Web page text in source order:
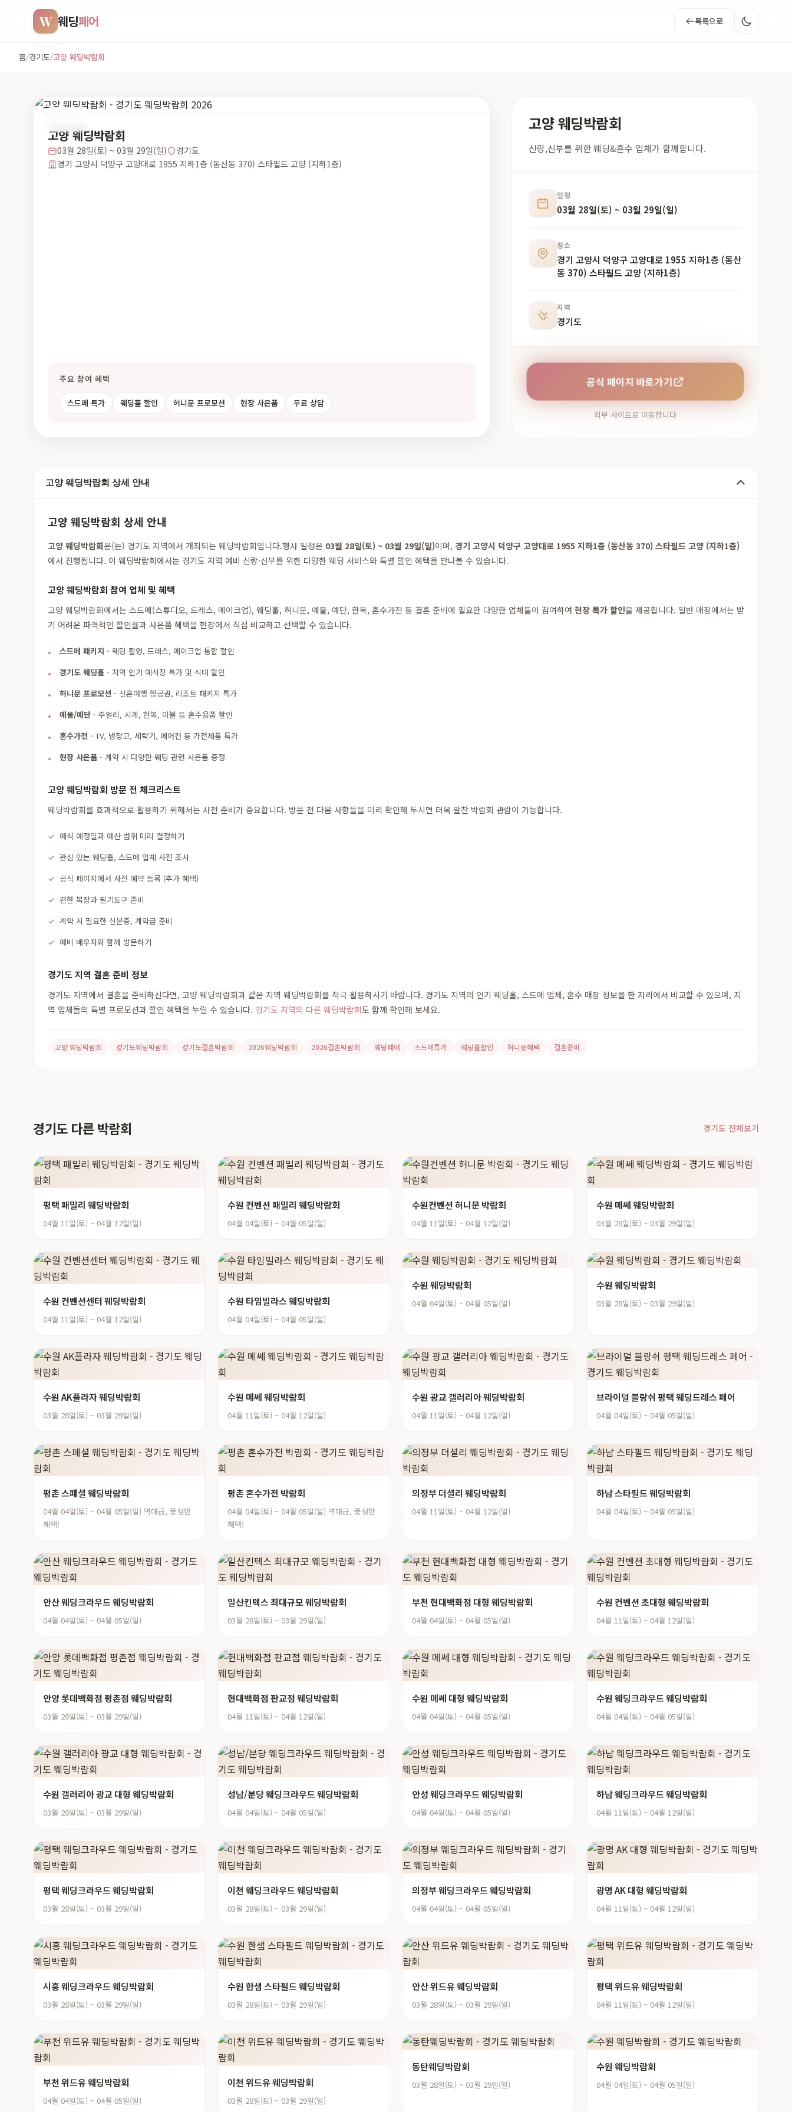
W 웨딩페어 목록으로
홈/경기도/고양 웨딩박람회
고양 웨딩박람회
03월 28일(토) ~ 03월 29일(일)
경기도
경기 고양시 덕양구 고양대로 1955 지하1층 (동산동 370) 스타필드 고양 (지하1층)
주요 참여 혜택
스드메 특가 웨딩홀 할인 허니문 프로모션 현장 사은품 무료 상담
고양 웨딩박람회
신랑,신부를 위한 웨딩&혼수 업체가 함께합니다.
일정
03월 28일(토) ~ 03월 29일(일)
장소
경기 고양시 덕양구 고양대로 1955 지하1층 (동산
동 370) 스타필드 고양 (지하1층)
지역
경기도
공식 페이지 바로가기
외부 사이트로 이동합니다
고양 웨딩박람회 상세 안내
고양 웨딩박람회 상세 안내
고양 웨딩박람회은(는) 경기도 지역에서 개최되는 웨딩박람회입니다.행사 일정은 03월 28일(토) ~ 03월 29일(일)이며, 경기 고양시 덕양구 고양대로 1955 지하1층 (동산동 370) 스타필드 고양 (지하1층)
에서 진행됩니다. 이 웨딩박람회에서는 경기도 지역 예비 신랑·신부를 위한 다양한 웨딩 서비스와 특별 할인 혜택을 만나볼 수 있습니다.
고양 웨딩박람회 참여 업체 및 혜택
고양 웨딩박람회에서는 스드메(스튜디오, 드레스, 메이크업), 웨딩홀, 허니문, 예물, 예단, 한복, 혼수가전 등 결혼 준비에 필요한 다양한 업체들이 참여하여 현장 특가 할인을 제공합니다. 일반 매장에서는 받
기 어려운 파격적인 할인율과 사은품 혜택을 현장에서 직접 비교하고 선택할 수 있습니다.
스드메 패키지 - 웨딩 촬영, 드레스, 메이크업 통합 할인
경기도 웨딩홀 - 지역 인기 예식장 특가 및 식대 할인
허니문 프로모션 - 신혼여행 항공권, 리조트 패키지 특가
예물/예단 - 주얼리, 시계, 한복, 이불 등 혼수용품 할인
혼수가전 - TV, 냉장고, 세탁기, 에어컨 등 가전제품 특가
현장 사은품 - 계약 시 다양한 웨딩 관련 사은품 증정
고양 웨딩박람회 방문 전 체크리스트
웨딩박람회를 효과적으로 활용하기 위해서는 사전 준비가 중요합니다. 방문 전 다음 사항들을 미리 확인해 두시면 더욱 알찬 박람회 관람이 가능합니다.
예식 예정일과 예산 범위 미리 결정하기
관심 있는 웨딩홀, 스드메 업체 사전 조사
공식 페이지에서 사전 예약 등록 (추가 혜택)
편한 복장과 필기도구 준비
계약 시 필요한 신분증, 계약금 준비
예비 배우자와 함께 방문하기
경기도 지역 결혼 준비 정보
경기도 지역에서 결혼을 준비하신다면, 고양 웨딩박람회과 같은 지역 웨딩박람회를 적극 활용하시기 바랍니다. 경기도 지역의 인기 웨딩홀, 스드메 업체, 혼수 매장 정보를 한 자리에서 비교할 수 있으며, 지
역 업체들의 특별 프로모션과 할인 혜택을 누릴 수 있습니다. 경기도 지역의 다른 웨딩박람회도 함께 확인해 보세요.
고양 웨딩박람회 경기도웨딩박람회 경기도결혼박람회 2026웨딩박람회 2026결혼박람회 웨딩페어 스드메특가 웨딩홀할인 허니문혜택 결혼준비
경기도 다른 박람회 경기도 전체보기
평택 패밀리 웨딩박람회
04월 11일(토) ~ 04월 12일(일)
수원 컨벤션 패밀리 웨딩박람회
04월 04일(토) ~ 04월 05일(일)
수원컨벤션 허니문 박람회
04월 11일(토) ~ 04월 12일(일)
수원 메쎄 웨딩박람회
03월 28일(토) ~ 03월 29일(일)
수원 컨벤션센터 웨딩박람회
04월 11일(토) ~ 04월 12일(일)
수원 타임빌라스 웨딩박람회
04월 04일(토) ~ 04월 05일(일)
수원 웨딩박람회
04월 04일(토) ~ 04월 05일(일)
수원 웨딩박람회
03월 28일(토) ~ 03월 29일(일)
수원 AK플라자 웨딩박람회
03월 28일(토) ~ 03월 29일(일)
수원 메쎄 웨딩박람회
04월 11일(토) ~ 04월 12일(일)
수원 광교 갤러리아 웨딩박람회
04월 11일(토) ~ 04월 12일(일)
브라이덜 블랑쉬 평택 웨딩드레스 페어
04월 04일(토) ~ 04월 05일(일)
평촌 스페셜 웨딩박람회
04월 04일(토) ~ 04월 05일(일) 역대급, 풍성한
혜택!
평촌 혼수가전 박람회
04월 04일(토) ~ 04월 05일(일) 역대급, 풍성한
혜택!
의정부 더셜리 웨딩박람회
04월 11일(토) ~ 04월 12일(일)
하남 스타필드 웨딩박람회
04월 04일(토) ~ 04월 05일(일)
안산 웨딩크라우드 웨딩박람회
04월 04일(토) ~ 04월 05일(일)
일산킨텍스 최대규모 웨딩박람회
03월 28일(토) ~ 03월 29일(일)
부천 현대백화점 대형 웨딩박람회
04월 04일(토) ~ 04월 05일(일)
수원 컨벤션 초대형 웨딩박람회
04월 11일(토) ~ 04월 12일(일)
안양 롯데백화점 평촌점 웨딩박람회
03월 28일(토) ~ 03월 29일(일)
현대백화점 판교점 웨딩박람회
04월 11일(토) ~ 04월 12일(일)
수원 메쎄 대형 웨딩박람회
04월 04일(토) ~ 04월 05일(일)
수원 웨딩크라우드 웨딩박람회
04월 04일(토) ~ 04월 05일(일)
수원 갤러리아 광교 대형 웨딩박람회
03월 28일(토) ~ 03월 29일(일)
성남/분당 웨딩크라우드 웨딩박람회
04월 04일(토) ~ 04월 05일(일)
안성 웨딩크라우드 웨딩박람회
04월 04일(토) ~ 04월 05일(일)
하남 웨딩크라우드 웨딩박람회
04월 11일(토) ~ 04월 12일(일)
평택 웨딩크라우드 웨딩박람회
03월 28일(토) ~ 03월 29일(일)
이천 웨딩크라우드 웨딩박람회
03월 28일(토) ~ 03월 29일(일)
의정부 웨딩크라우드 웨딩박람회
04월 04일(토) ~ 04월 05일(일)
광명 AK 대형 웨딩박람회
04월 11일(토) ~ 04월 12일(일)
시흥 웨딩크라우드 웨딩박람회
03월 28일(토) ~ 03월 29일(일)
수원 한샘 스타필드 웨딩박람회
03월 28일(토) ~ 03월 29일(일)
안산 위드유 웨딩박람회
03월 28일(토) ~ 03월 29일(일)
평택 위드유 웨딩박람회
04월 11일(토) ~ 04월 12일(일)
부천 위드유 웨딩박람회
04월 04일(토) ~ 04월 05일(일)
이천 위드유 웨딩박람회
03월 28일(토) ~ 03월 29일(일)
동탄웨딩박람회
03월 28일(토) ~ 03월 29일(일)
수원 웨딩박람회
04월 04일(토) ~ 04월 05일(일)